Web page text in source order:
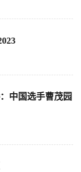
中国选手曹茂园